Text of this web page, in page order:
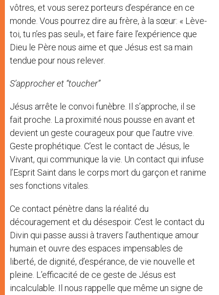
vôtres, et vous serez porteurs d’espérance en ce
monde. Vous pourrez dire au frère, à la sœur: « Lève-
toi, tu n’es pas seul», et faire faire l’expérience que
Dieu le Père nous aime et que Jésus est sa main
tendue pour nous relever.
S’approcher et “toucher”
Jésus arrête le convoi funèbre. Il s’approche, il se
fait proche. La proximité nous pousse en avant et
devient un geste courageux pour que l’autre vive.
Geste prophétique. C’est le contact de Jésus, le
Vivant, qui communique la vie. Un contact qui infuse
l’Esprit Saint dans le corps mort du garçon et ranime
ses fonctions vitales.
Ce contact pénètre dans la réalité du
découragement et du désespoir. C’est le contact du
Divin qui passe aussi à travers l’authentique amour
humain et ouvre des espaces impensables de
liberté, de dignité, d’espérance, de vie nouvelle et
pleine. L’efficacité de ce geste de Jésus est
incalculable. Il nous rappelle que même un signe de